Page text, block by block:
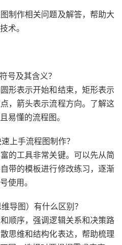
制作相关问题及解答，帮助大
术。
号及其含义？
形表示开始和结束，矩形表示
，箭头表示流程方向。了解这
易懂的流程图。
上手流程图制作？
的工具非常关键。可以先从简
带的模板进行修改练习，逐渐
使用。
导图）有什么区别？
顺序，强调逻辑关系和决策路
思维和结构化表达，帮助梳理